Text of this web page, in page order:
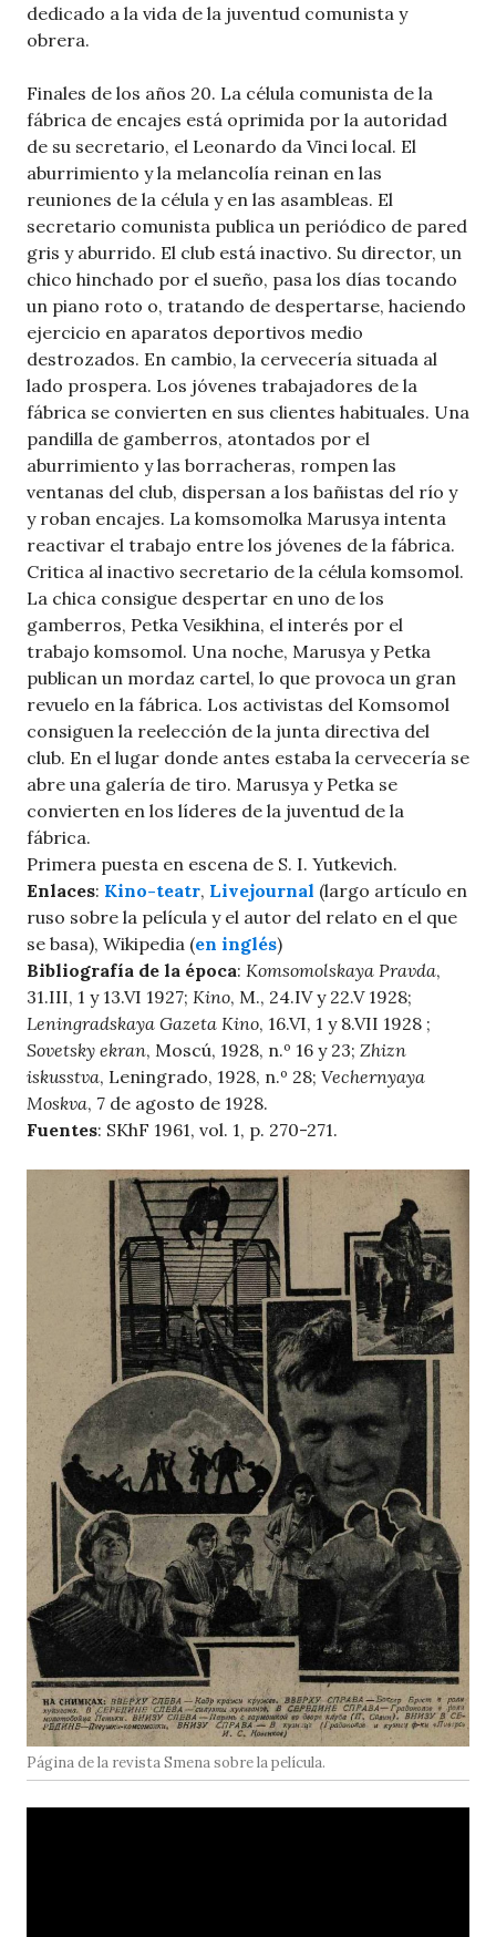
dedicado a la vida de la juventud comunista y
obrera.
Finales de los años 20. La célula comunista de la
fábrica de encajes está oprimida por la autoridad
de su secretario, el Leonardo da Vinci local. El
aburrimiento y la melancolía reinan en las
reuniones de la célula y en las asambleas. El
secretario comunista publica un periódico de pared
gris y aburrido. El club está inactivo. Su director, un
chico hinchado por el sueño, pasa los días tocando
un piano roto o, tratando de despertarse, haciendo
ejercicio en aparatos deportivos medio
destrozados. En cambio, la cervecería situada al
lado prospera. Los jóvenes trabajadores de la
fábrica se convierten en sus clientes habituales. Una
pandilla de gamberros, atontados por el
aburrimiento y las borracheras, rompen las
ventanas del club, dispersan a los bañistas del río y
y roban encajes. La komsomolka Marusya intenta
reactivar el trabajo entre los jóvenes de la fábrica.
Critica al inactivo secretario de la célula komsomol.
La chica consigue despertar en uno de los
gamberros, Petka Vesikhina, el interés por el
trabajo komsomol. Una noche, Marusya y Petka
publican un mordaz cartel, lo que provoca un gran
revuelo en la fábrica. Los activistas del Komsomol
consiguen la reelección de la junta directiva del
club. En el lugar donde antes estaba la cervecería se
abre una galería de tiro. Marusya y Petka se
convierten en los líderes de la juventud de la
fábrica.
Primera puesta en escena de S. I. Yutkevich.
Enlaces: Kino-teatr, Livejournal (largo artículo en
ruso sobre la película y el autor del relato en el que
se basa), Wikipedia (en inglés)
Bibliografía de la época: Komsomolskaya Pravda,
31.III, 1 y 13.VI 1927; Kino, M., 24.IV y 22.V 1928;
Leningradskaya Gazeta Kino, 16.VI, 1 y 8.VII 1928 ;
Sovetsky ekran, Moscú, 1928, n.º 16 y 23; Zhizn
iskusstva, Leningrado, 1928, n.º 28; Vechernyaya
Moskva, 7 de agosto de 1928.
Fuentes: SKhF 1961, vol. 1, p. 270-271.
Página de la revista Smena sobre la película.